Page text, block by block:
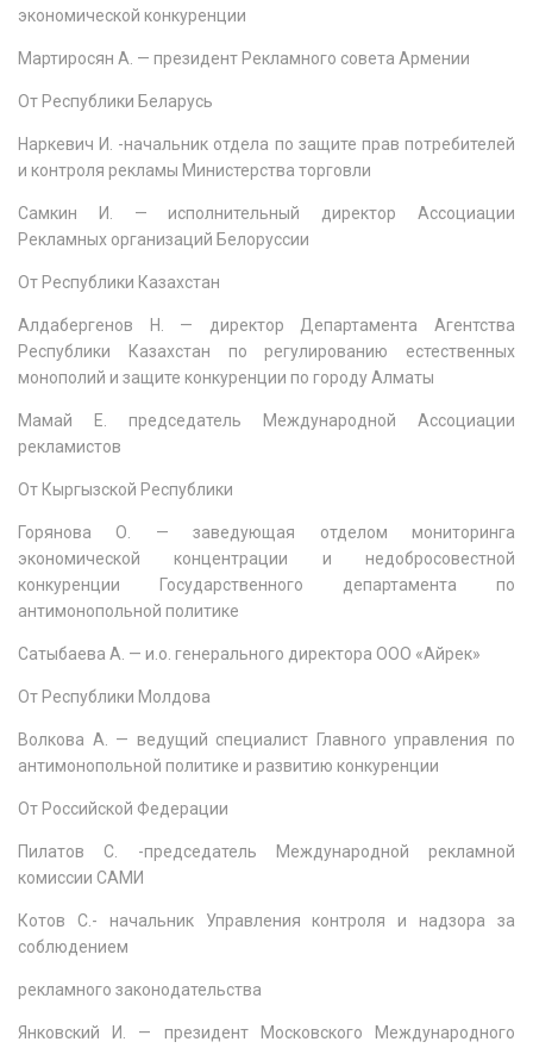
экономической конкуренции
Мартиросян А. — президент Рекламного совета Армении
От Республики Беларусь
Наркевич И. -начальник отдела по защите прав потребителей
и контроля рекламы Министерства торговли
Самкин И. — исполнительный директор Ассоциации
Рекламных организаций Белоруссии
От Республики Казахстан
Алдабергенов Н. — директор Департамента Агентства
Республики Казахстан по регулированию естественных
монополий и защите конкуренции по городу Алматы
Мамай Е. председатель Международной Ассоциации
рекламистов
От Кыргызской Республики
Горянова О. — заведующая отделом мониторинга
экономической концентрации и недобросовестной
конкуренции Государственного департамента по
антимонопольной политике
Сатыбаева А. — и.о. генерального директора ООО «Айрек»
От Республики Молдова
Волкова А. — ведущий специалист Главного управления по
антимонопольной политике и развитию конкуренции
От Российской Федерации
Пилатов С. -председатель Международной рекламной
комиссии САМИ
Котов С.- начальник Управления контроля и надзора за
соблюдением
рекламного законодательства
Янковский И. — президент Московского Международного